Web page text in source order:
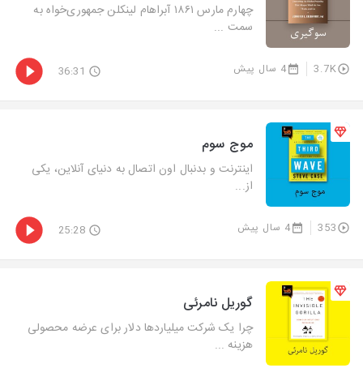
چهارم مارس ۱۸۶۱ آبراهام لینکلن جمهوری‌خواه به
سمت ...
3.7K 4 سال پیش 36:31
موج سوم
اینترنت و بدنبال اون اتصال به دنیای آنلاین، یکی
از...
353 4 سال پیش 25:28
گوریل نامرئی
چرا یک شرکت میلیاردها دلار برای عرضه محصولی
هزینه ...